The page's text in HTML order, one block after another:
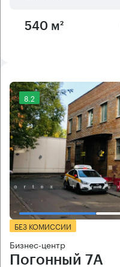
540 м²
8.2
БЕЗ КОМИССИИ
Бизнес-центр
Погонный 7А